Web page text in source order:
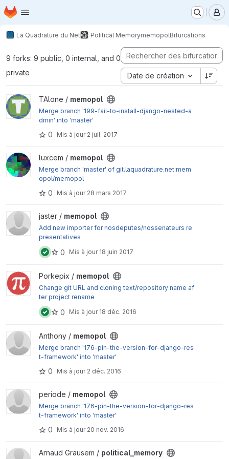
Passer au contenu principal
Page d'accueil
La Quadrature du Net Political MemorymemopolBifurcations
9 forks: 9 public, 0 internal, and 0
private
Date de création
Afficher le projet memopol
TAlone / memopol
Merge branch '199-fail-to-install-django-nested-a
dmin' into 'master'
0 Mis à jour 2 juil. 2017
Afficher le projet memopol
luxcem / memopol
Merge branch 'master' of git.laquadrature.net:mem
opol/memopol
0 Mis à jour 28 mars 2017
Afficher le projet memopol
jaster / memopol
Add new importer for nosdeputes/nossenateurs re
presentatives
0 Mis à jour 18 juin 2017
Afficher le projet memopol
Porkepix / memopol
Change git URL and cloning text/repository name af
ter project rename
0 Mis à jour 18 déc. 2016
Afficher le projet memopol
Anthony / memopol
Merge branch '176-pin-the-version-for-django-res
t-framework' into 'master'
0 Mis à jour 2 déc. 2016
Afficher le projet memopol
periode / memopol
Merge branch '176-pin-the-version-for-django-res
t-framework' into 'master'
0 Mis à jour 20 nov. 2016
Afficher le projet political_memory
Arnaud Grausem / political_memory